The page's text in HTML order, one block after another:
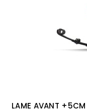
LAME AVANT +5CM